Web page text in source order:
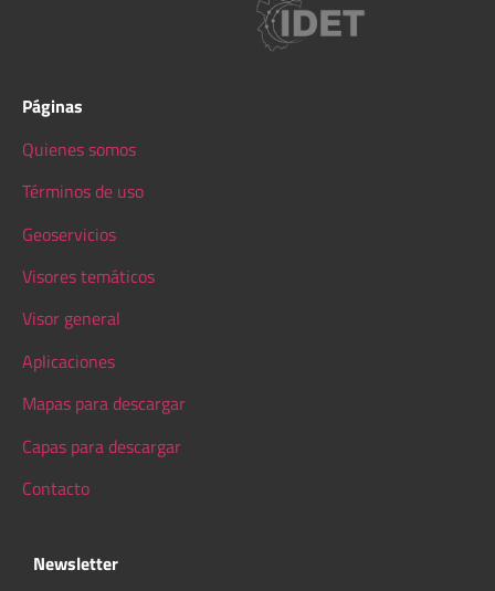
Páginas
Quienes somos
Términos de uso
Geoservicios
Visores temáticos
Visor general
Aplicaciones
Mapas para descargar
Capas para descargar
Contacto
Newsletter